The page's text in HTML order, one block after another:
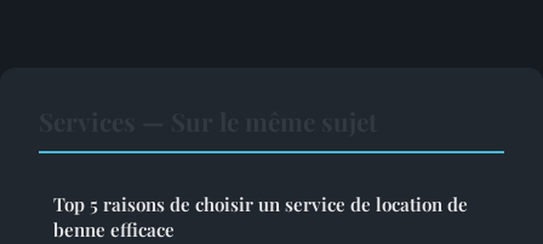
Top 5 raisons de choisir un service de location de
benne efficace